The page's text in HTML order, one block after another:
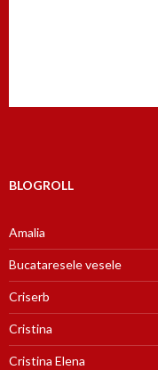
BLOGROLL
Amalia
Bucataresele vesele
Criserb
Cristina
Cristina Elena